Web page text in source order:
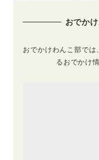
おでか
おでかけわんこ部で
るおでかけ